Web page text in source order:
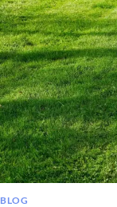
BLOG